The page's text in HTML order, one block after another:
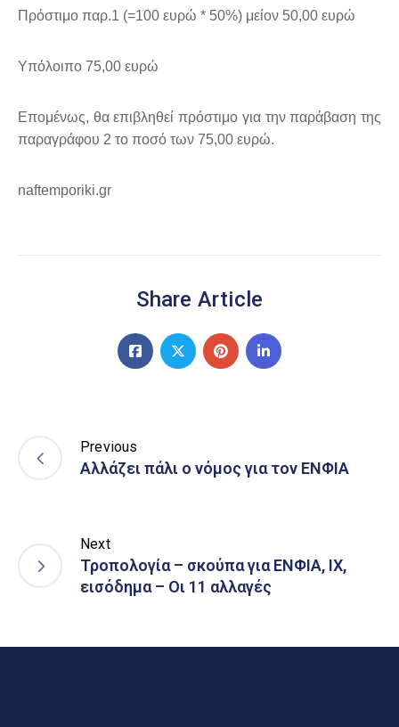
Πρόστιμο παρ.1 (=100 ευρώ * 50%) μείον 50,00 ευρώ
Υπόλοιπο 75,00 ευρώ
Επομένως, θα επιβληθεί πρόστιμο για την παράβαση της
παραγράφου 2 το ποσό των 75,00 ευρώ.
naftemporiki.gr
Share Article
Previous
Αλλάζει πάλι ο νόμος για τον ΕΝΦΙΑ
Next
Τροπολογία – σκούπα για ΕΝΦΙΑ, ΙΧ,
εισόδημα – Οι 11 αλλαγές